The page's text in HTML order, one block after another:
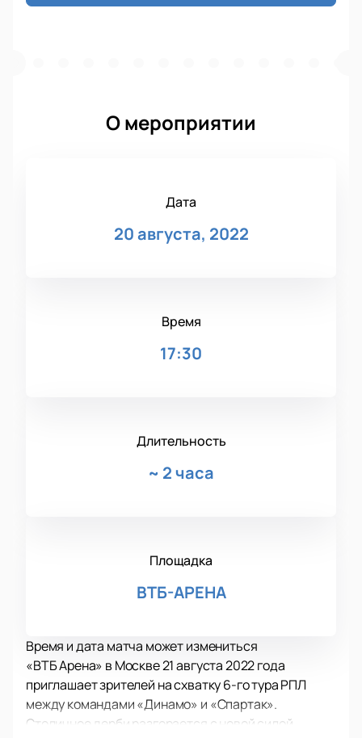
О мероприятии
Дата
20 августа, 2022
Время
17:30
Длительность
~ 2 часа
Площадка
ВТБ-АРЕНА
Время и дата матча может измениться
«ВТБ Арена» в Москве 21 августа 2022 года
приглашает зрителей на схватку 6-го тура РПЛ
между командами «Динамо» и «Спартак».
Столичное дерби разгорается с новой силой